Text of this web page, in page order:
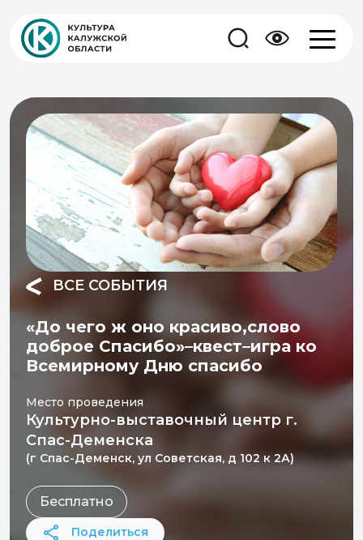
ВСЕ СОБЫТИЯ
«До чего ж оно красиво,слово
доброе Спасибо»–квест–игра ко
Всемирному Дню спасибо
Место проведения
Культурно-выставочный центр г.
Спас-Деменска
(г Спас-Деменск, ул Советская, д 102 к 2А)
Бесплатно
Поделиться